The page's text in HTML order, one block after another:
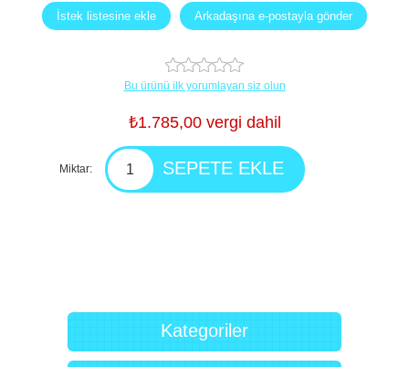
Bu ürünü ilk yorumlayan siz olun
₺1.785,00 vergi dahil
Miktar:
Kategoriler